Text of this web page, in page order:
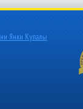
Янки Купалы